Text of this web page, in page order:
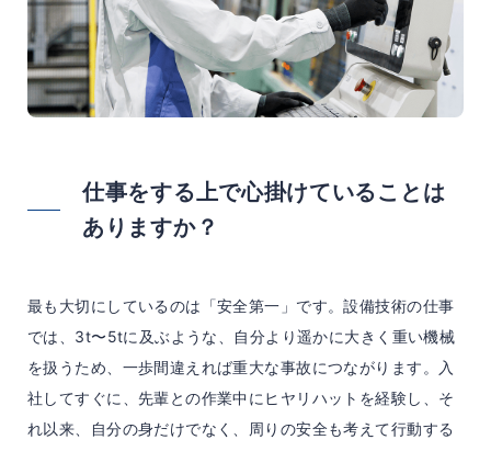
仕事をする上で心掛けていることは
ありますか？
最も大切にしているのは「安全第一」です。設備技術の仕事
では、3t〜5tに及ぶような、自分より遥かに大きく重い機械
を扱うため、一歩間違えれば重大な事故につながります。入
社してすぐに、先輩との作業中にヒヤリハットを経験し、そ
れ以来、自分の身だけでなく、周りの安全も考えて行動する